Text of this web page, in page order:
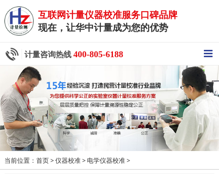
互联网计量仪器校准服务口碑品牌
现在，让华中计量成为您的优势
计量咨询热线 400-805-6188
当前位置： 首页> 仪器校准> 电学仪器校准>